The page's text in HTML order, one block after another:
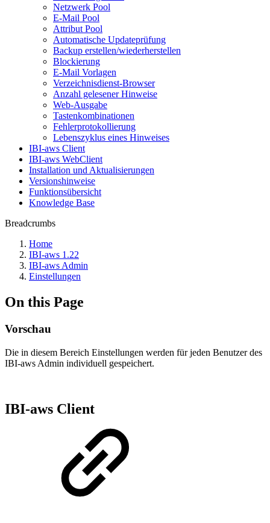
Netzwerk Pool
E-Mail Pool
Attribut Pool
Automatische Updateprüfung
Backup erstellen/wiederherstellen
Blockierung
E-Mail Vorlagen
Verzeichnisdienst-Browser
Anzahl gelesener Hinweise
Web-Ausgabe
Tastenkombinationen
Fehlerprotokollierung
Lebenszyklus eines Hinweises
IBI-aws Client
IBI-aws WebClient
Installation und Aktualisierungen
Versionshinweise
Funktionsübersicht
Knowledge Base
Breadcrumbs
Home
IBI-aws 1.22
IBI-aws Admin
Einstellungen
On this Page
Vorschau
Die in diesem Bereich Einstellungen werden für jeden Benutzer des
IBI-aws Admin individuell gespeichert.
IBI-aws Client